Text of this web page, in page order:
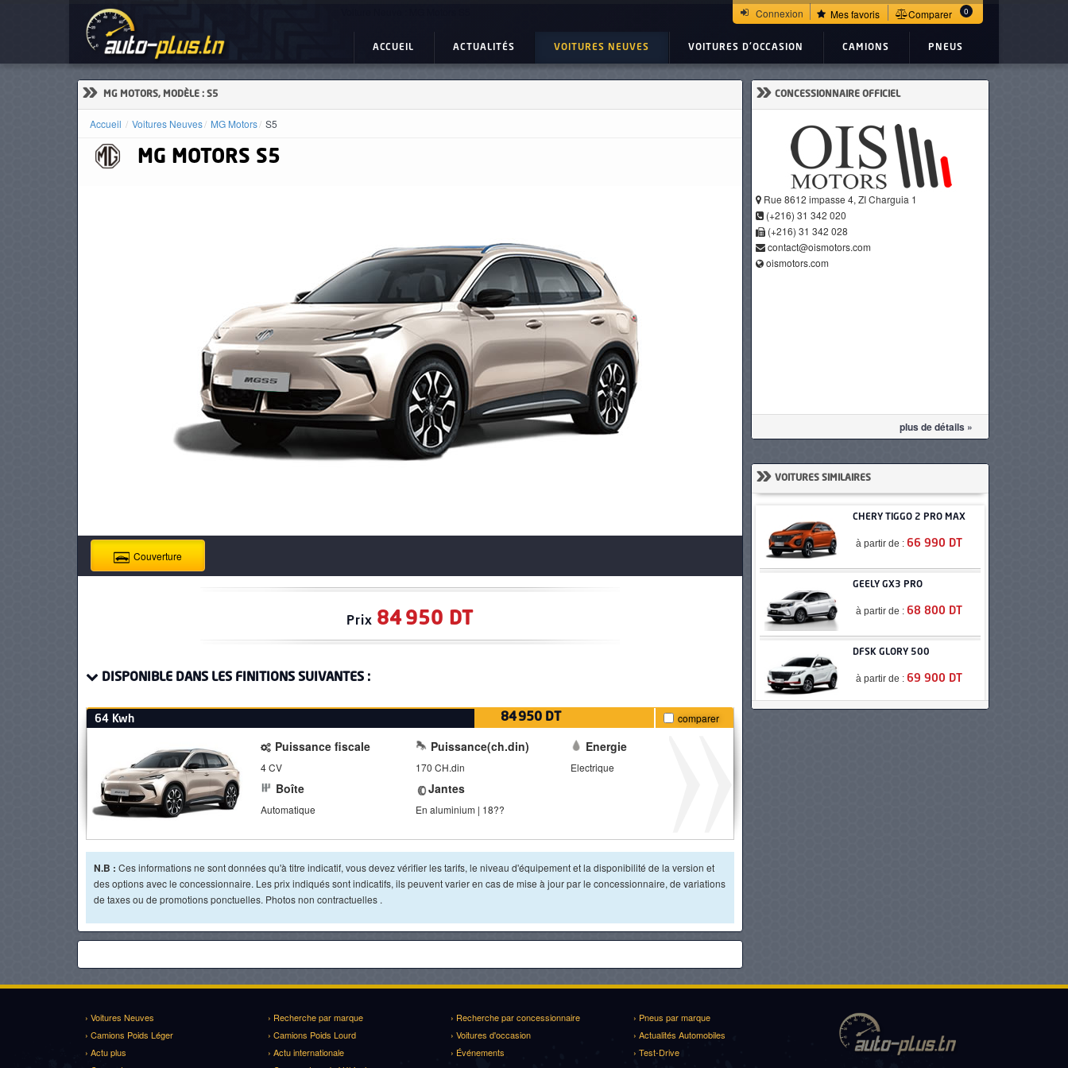
Connexion Mes favoris Comparer 0
ACCUEIL ACTUALITÉS VOITURES NEUVES VOITURES D'OCCASION CAMIONS PNEUS
» MG MOTORS, MODÈLE : S5
Accueil Voitures Neuves MG Motors S5
MG MOTORS S5
Couverture
Prix 84 950 DT
DISPONIBLE DANS LES FINITIONS SUIVANTES :
comparer
64 Kwh 84 950 DT
Puissance fiscale
4 CV
Puissance(ch.din)
170 CH.din
Energie
Electrique
Boîte
Automatique
Jantes
En aluminium | 18??
N.B : Ces informations ne sont données qu'à titre indicatif, vous devez vérifier les tarifs, le niveau d'équipement et la disponibilité de la version et
des options avec le concessionnaire. Les prix indiqués sont indicatifs, ils peuvent varier en cas de mise à jour par le concessionnaire, de variations
de taxes ou de promotions ponctuelles. Photos non contractuelles .
» CONCESSIONNAIRE OFFICIEL
Rue 8612 impasse 4, ZI Charguia 1
(+216) 31 342 020
(+216) 31 342 028
contact@oismotors.com
oismotors.com
plus de détails »
» VOITURES SIMILAIRES
CHERY TIGGO 2 PRO MAX
à partir de :66 990 DT
GEELY GX3 PRO
à partir de :68 800 DT
DFSK GLORY 500
à partir de :69 900 DT
DFSK E5 PHEV
à partir de :
CHERY I03
› Voitures Neuves › Recherche par marque › Recherche par concessionnaire
› Pneus par marque
› Camions Poids Léger
› Camions Poids Lourd › Voitures d'occasion
› Actualités Automobiles
› Actu plus
› Actu internationale › Événements
› Test-Drive
ACTUALITÉS